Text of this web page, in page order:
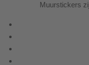
Muurstickers